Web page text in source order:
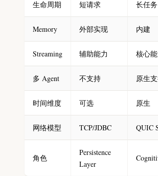
生命周期 短请求 长任务
Memory 外部实现 内建
Streaming 辅助能力 核心
多 Agent 不支持 原生
时间维度 可选 原生
网络模型 TCP/JDBC QUIC
角色
Persistence
Layer